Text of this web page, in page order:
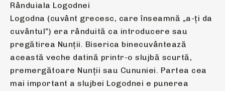
Rânduiala Logodnei
Logodna (cuvânt grecesc, care înseamnă „a-ţi da
cuvântul”) era rânduită ca introducere sau
pregătirea Nunţii. Biserica binecuvântează
această veche datină printr-o slujbă scurtă,
premergătoare Nunţii sau Cununiei. Partea cea
mai important a slujbei Logodnei e punerea